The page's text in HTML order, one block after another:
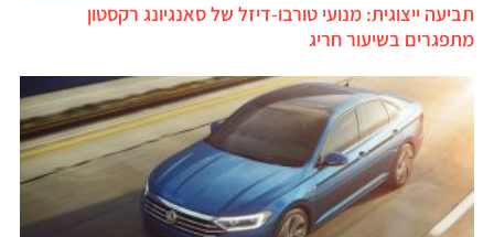
תביעה ייצוגית: מנועי טורבו-דיזל של סאנגיונג רקסטון
מתפגרים בשיעור חריג